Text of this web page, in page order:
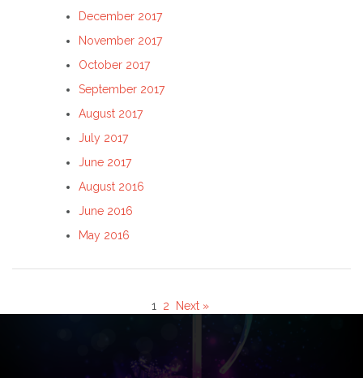
December 2017
November 2017
October 2017
September 2017
August 2017
July 2017
June 2017
August 2016
June 2016
May 2016
1 2 Next »